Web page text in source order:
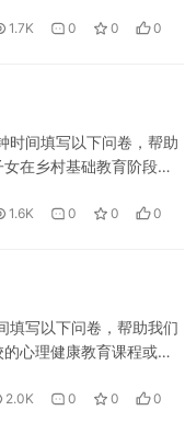
1.7K 0 0 0
时间填写以下问卷，帮助
在乡村基础教育阶段
1.6K 0 0 0
填写以下问卷，帮助我们
心理健康教育课程或活
2.0K 0 0 0